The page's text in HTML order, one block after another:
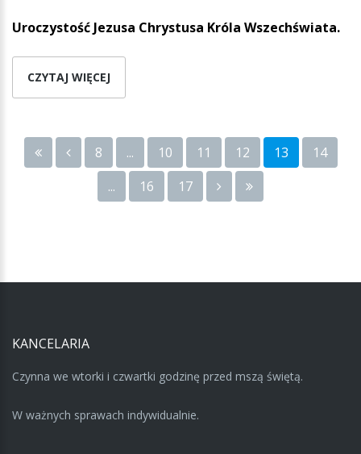
Uroczystość Jezusa Chrystusa Króla Wszechświata.
CZYTAJ WIĘCEJ
8 ... 10 11 12 13
14
...
16 17
KANCELARIA
Czynna we wtorki i czwartki godzinę przed mszą świętą.
W ważnych sprawach indywidualnie.